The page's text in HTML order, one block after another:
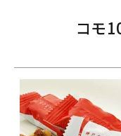
ログイン
コモ